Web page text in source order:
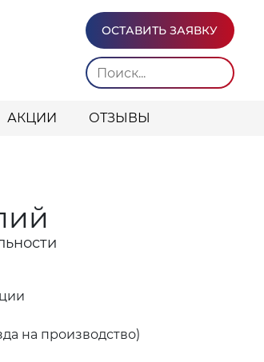
ОСТАВИТЬ ЗАЯВКУ
АКЦИИ ОТЗЫВЫ
на производство)